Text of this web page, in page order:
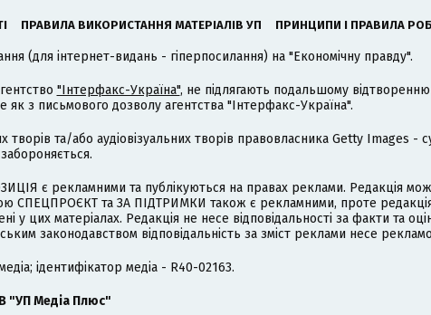
ПРАВИЛА ВИКОРИСТАННЯ МАТЕРІАЛІВ УП ПРИНЦИПИ І ПРАВИЛА
(для інтернет-видань - гіперпосилання) на "Економічну правду".
"Інтерфакс-Україна", не підлягають подальшому
з письмового дозволу агентства "Інтерфакс-Україна".
та/або аудіовізуальних творів правовласника Getty Images -
забороняється.
є рекламними та публікуються на правах реклами. Редакція
СПЕЦПРОЄКТ та ЗА ПІДТРИМКИ також є рекламними, проте
у цих матеріалах. Редакція не несе відповідальності за факти та
законодавством відповідальність за зміст реклами несе
ідентифікатор медіа - R40-02163.
"УП Медіа Плюс"